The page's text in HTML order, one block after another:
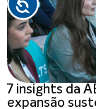
7 insights da
expansão